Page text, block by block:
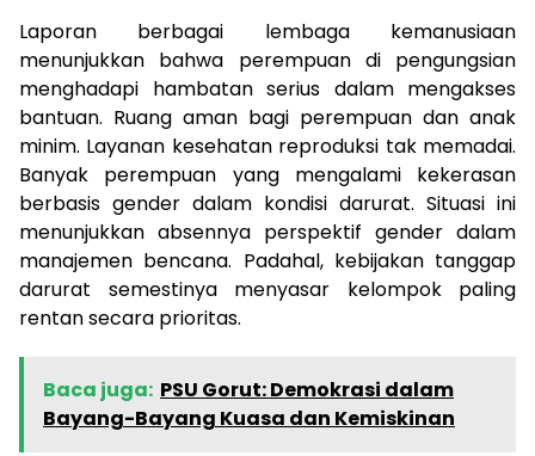
Laporan berbagai lembaga kemanusiaan
menunjukkan bahwa perempuan di pengungsian
menghadapi hambatan serius dalam mengakses
bantuan. Ruang aman bagi perempuan dan anak
minim. Layanan kesehatan reproduksi tak memadai.
Banyak perempuan yang mengalami kekerasan
berbasis gender dalam kondisi darurat. Situasi ini
menunjukkan absennya perspektif gender dalam
manajemen bencana. Padahal, kebijakan tanggap
darurat semestinya menyasar kelompok paling
rentan secara prioritas.
Baca juga: PSU Gorut: Demokrasi dalam
Bayang-Bayang Kuasa dan Kemiskinan